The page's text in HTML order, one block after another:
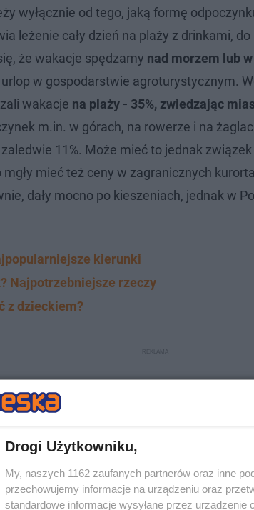
wyłącznie od tego, jaką formę
leżenie cały dzień na plaży z drinkami,
że wakacje spędzamy nad morzem lub
w gospodarstwie agroturystycznym.
wakacje na plaży - 35%, zwiedzając
m.in. w górach, na rowerze i na
11%. Może mieć to jednak
mieć też ceny w zagranicznych
dały mocno po kieszeniach, jednak w
kierunki
Najpotrzebniejsze rzeczy
z dzieckiem?
Drogi Użytkowniku,
My, naszych 1162 zaufanych partnerów oraz inne
przechowujemy informacje na urządzeniu oraz
standardowe informacje wysyłane przez